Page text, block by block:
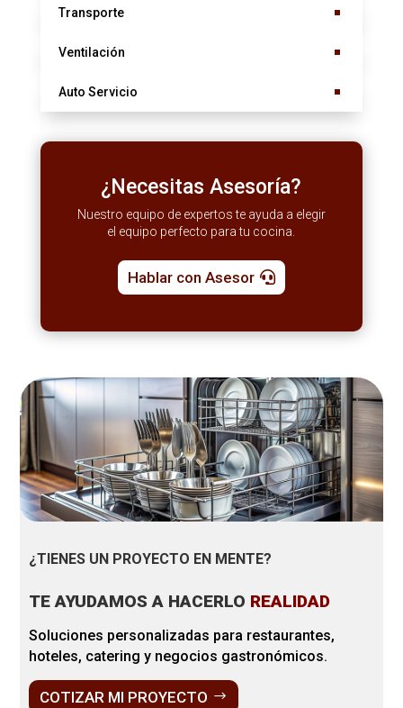
Transporte
Ventilación
Auto Servicio
¿Necesitas Asesoría?
Nuestro equipo de expertos te ayuda a elegir
el equipo perfecto para tu cocina.
Hablar con Asesor
¿TIENES UN PROYECTO EN MENTE?
TE AYUDAMOS A HACERLO REALIDAD
Soluciones personalizadas para restaurantes,
hoteles, catering y negocios gastronómicos.
COTIZAR MI PROYECTO